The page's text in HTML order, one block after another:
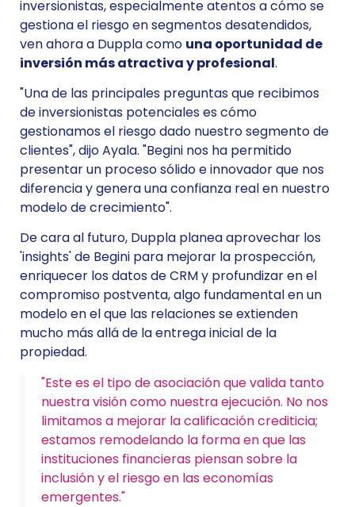
inversionistas, especialmente atentos a cómo se
gestiona el riesgo en segmentos desatendidos,
ven ahora a Duppla como una oportunidad de
inversión más atractiva y profesional.
"Una de las principales preguntas que recibimos
de inversionistas potenciales es cómo
gestionamos el riesgo dado nuestro segmento de
clientes", dijo Ayala. "Begini nos ha permitido
presentar un proceso sólido e innovador que nos
diferencia y genera una confianza real en nuestro
modelo de crecimiento".
De cara al futuro, Duppla planea aprovechar los
'insights' de Begini para mejorar la prospección,
enriquecer los datos de CRM y profundizar en el
compromiso postventa, algo fundamental en un
modelo en el que las relaciones se extienden
mucho más allá de la entrega inicial de la
propiedad.
"Este es el tipo de asociación que valida tanto
nuestra visión como nuestra ejecución. No nos
limitamos a mejorar la calificación crediticia;
estamos remodelando la forma en que las
instituciones financieras piensan sobre la
inclusión y el riesgo en las economías
emergentes."